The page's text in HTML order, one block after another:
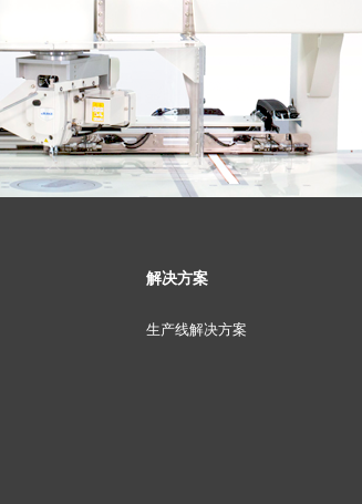
解决方案
生产线解决方案